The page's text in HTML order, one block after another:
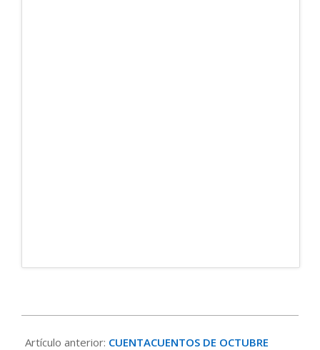
10-
Artículo anterior: CUENTACUENTOS DE OCTUBRE